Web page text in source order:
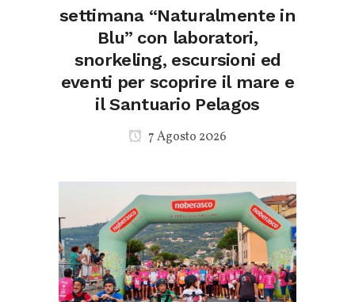
settimana “Naturalmente in
Blu” con laboratori,
snorkeling, escursioni ed
eventi per scoprire il mare e
il Santuario Pelagos
7 Agosto 2026